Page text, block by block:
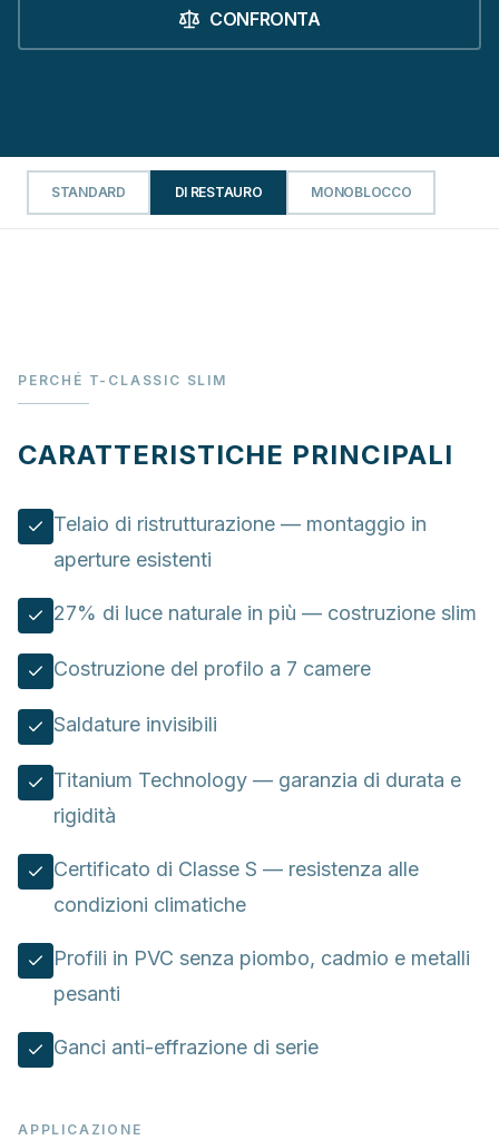
CONFRONTA
STANDARD DI RESTAURO MONOBLOCCO
PERCHÉ T-CLASSIC SLIM
CARATTERISTICHE PRINCIPALI
Telaio di ristrutturazione — montaggio in
aperture esistenti
27% di luce naturale in più — costruzione slim
Costruzione del profilo a 7 camere
Saldature invisibili
Titanium Technology — garanzia di durata e
rigidità
Certificato di Classe S — resistenza alle
condizioni climatiche
Profili in PVC senza piombo, cadmio e metalli
pesanti
Ganci anti-effrazione di serie
APPLICAZIONE